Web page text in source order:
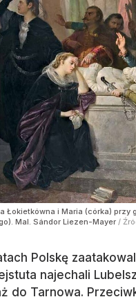
Łokietkówna i Maria (córka) przy
Mal. Sándor Liezen-Mayer /
Polskę
najechali
do Tarnowa.